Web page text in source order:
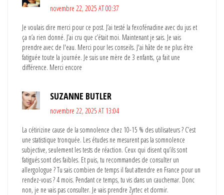
novembre 22, 2025 AT 00:37
Je voulais dire merci pour ce post. J’ai testé la fexofénadine avec du jus et
ça n’a rien donné. J’ai cru que c’était moi. Maintenant je sais. Je vais
prendre avec de l'eau. Merci pour les conseils. J'ai hâte de ne plus être
fatiguée toute la journée. Je suis une mère de 3 enfants, ça fait une
différence. Merci encore
SUZANNE BUTLER
novembre 22, 2025 AT 13:04
La cétirizine cause de la somnolence chez 10-15 % des utilisateurs ? C’est
une statistique tronquée. Les études ne mesurent pas la somnolence
subjective, seulement les tests de réaction. Ceux qui disent qu’ils sont
fatigués sont des faibles. Et puis, tu recommandes de consulter un
allergologue ? Tu sais combien de temps il faut attendre en France pour un
rendez-vous ? 4 mois. Pendant ce temps, tu vis dans un cauchemar. Donc
non, je ne vais pas consulter. Je vais prendre Zyrtec et dormir.